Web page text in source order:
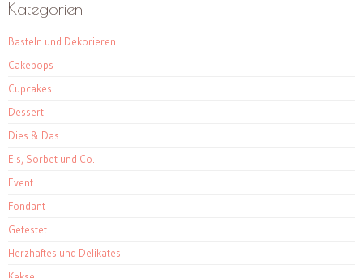
Kategorien
Basteln und Dekorieren
Cakepops
Cupcakes
Dessert
Dies & Das
Eis, Sorbet und Co.
Event
Fondant
Getestet
Herzhaftes und Delikates